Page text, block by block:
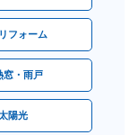
フォーム
窓・雨戸
陽光